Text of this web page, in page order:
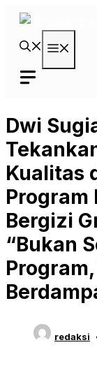
Langsung
Dwi
Kualitas
Program
Bergizi
“Bukan
redaksi